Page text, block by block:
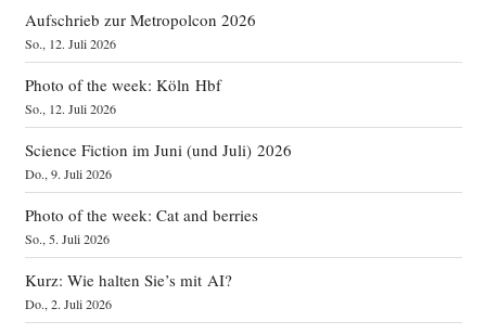
Aufschrieb zur Metropolcon 2026
So., 12. Juli 2026
Photo of the week: Köln Hbf
So., 12. Juli 2026
Science Fiction im Juni (und Juli) 2026
Do., 9. Juli 2026
Photo of the week: Cat and berries
So., 5. Juli 2026
Kurz: Wie halten Sie’s mit AI?
Do., 2. Juli 2026